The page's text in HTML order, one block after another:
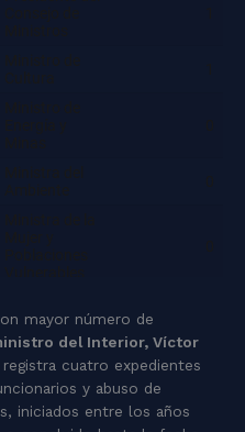
mayor número de
del Interior, Víctor
registra cuatro expedientes
y abuso de
iniciados entre los años